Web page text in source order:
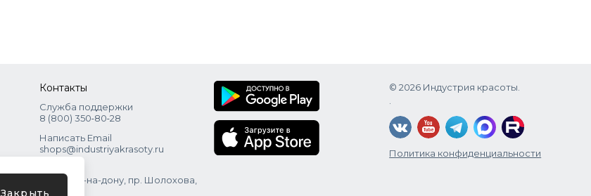
Контакты
Служба поддержки
8 (800) 350‑80‑28
Написать Email
shops@industriyakrasoty.ru
г. Ростов-на-дону, пр. Шолохова,
зд. 11 с. 1
© 2026 Индустрия красоты.
Политика конфиденциальности
Закрыть